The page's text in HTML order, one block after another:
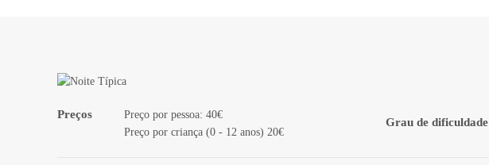
Preços
Preço por pessoa: 40€
Preço por criança (0 - 12 anos) 20€
Grau de dificuldade